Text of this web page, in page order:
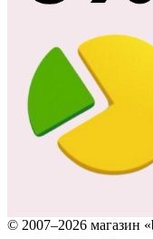
© 2007–2026 магазин